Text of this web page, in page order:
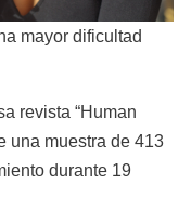
mayor dificultad
revista “Human
una muestra de 413
durante 19